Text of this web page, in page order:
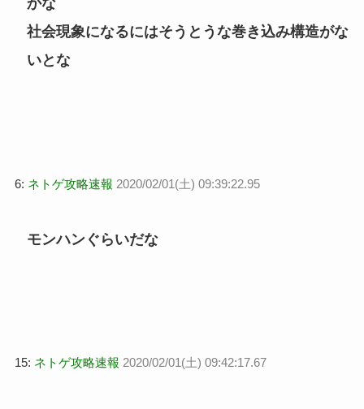
社会現象になるにはそうとうな巻き込み構造がな
いとな
6: ネトゲ攻略速報 2020/02/01(土) 09:39:22.95
モンハンぐらいだな
15: ネトゲ攻略速報 2020/02/01(土) 09:42:17.67